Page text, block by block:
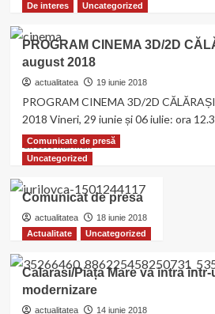
cu
europene
more
DE
PRESĂ
De interes Uncategorized
PROGRAM CINEMA 3D/2D
august 2018
actualitatea 19 iunie 2018
PROGRAM CINEMA 3D/2D
2018 Vineri, 29 iunie și 06 iulie: ora
Citeste mai multRead
PROGRAM
CINEMA
3D/2D
CĂLĂRAȘI
iunie
–
02
august
Comunicate de presă
Uncategorized
Comunicat de presa
actualitatea
18 iunie 2018
Actualitate
Uncategorized
Calarasi/Piața Mare va intra
modernizare
actualitatea 14 iunie 2018